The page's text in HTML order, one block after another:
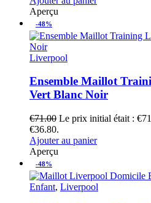
Aperçu
-48%
Liverpool
Ensemble Maillot
Vert Blanc Noir
€71.00 Le prix initial était :
€36.80.
Ajouter au panier
Aperçu
-48%
Enfant, Liverpool